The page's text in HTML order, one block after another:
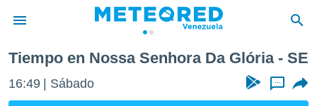
de
Tiempo en Nossa Senhora Da Glória - SE
16:49 Sábado ...